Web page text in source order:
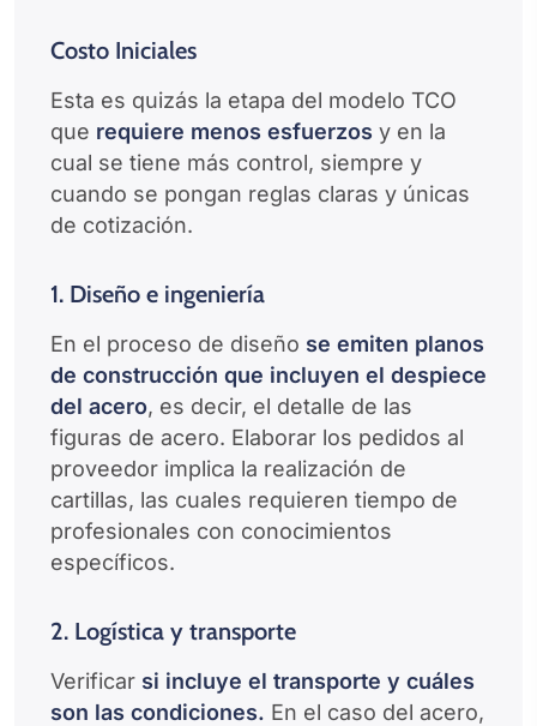
Costo Iniciales
Esta es quizás la etapa del modelo TCO
que requiere menos esfuerzos y en la
cual se tiene más control, siempre y
cuando se pongan reglas claras y únicas
de cotización.
1. Diseño e ingeniería
En el proceso de diseño se emiten planos
de construcción que incluyen el despiece
del acero, es decir, el detalle de las
figuras de acero. Elaborar los pedidos al
proveedor implica la realización de
cartillas, las cuales requieren tiempo de
profesionales con conocimientos
específicos.
2. Logística y transporte
Verificar si incluye el transporte y cuáles
son las condiciones. En el caso del acero,